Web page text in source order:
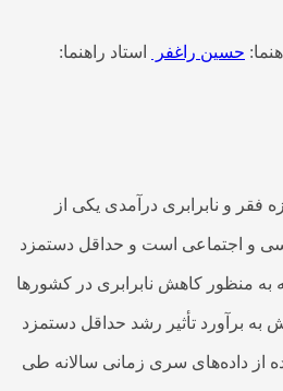
حسین راغفراستاد راهنما:
و نابرابری درآمدی یکی از
است و حداقل دستمزد
کاهش نابرابری در کشورها
تأثیر رشد حداقل دستمزد
داده‌های سری زمانی سالانه طی